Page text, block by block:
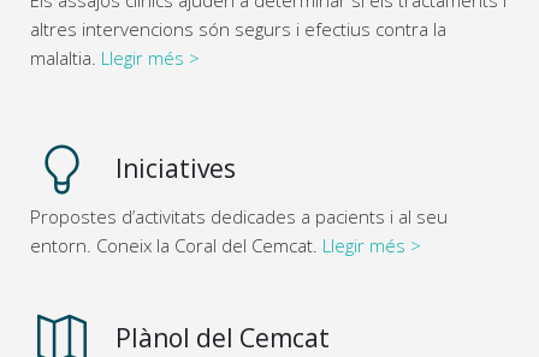
altres intervencions són segurs i efectius contra la
malaltia. Llegir més >
Iniciatives
Propostes d’activitats dedicades a pacients i al seu
entorn. Coneix la Coral del Cemcat. Llegir més >
Plànol del Cemcat